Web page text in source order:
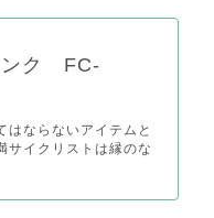
ンク FC-
はならないアイテムと
サイクリストは縁のな